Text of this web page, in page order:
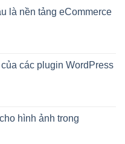
là nền tảng eCommerce
các plugin WordPress
hình ảnh trong